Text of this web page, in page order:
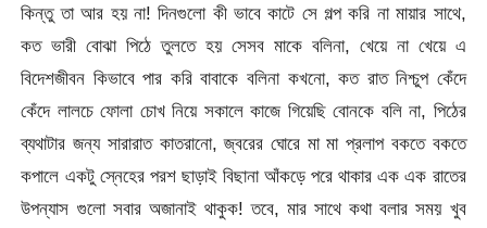
কিন্তু তা আর হয় না! দিনগুলো কী ভাবে কাটে সে গল্প করি না মায়ার সাথে,
কত ভারী বোঝা পিঠে তুলতে হয় সেসব মাকে বলিনা, খেয়ে না খেয়ে এ
বিদেশজীবন কিভাবে পার করি বাবাকে বলিনা কখনো, কত রাত নিশ্চুপ কেঁদে
কেঁদে লালচে ফোলা চোখ নিয়ে সকালে কাজে গিয়েছি বোনকে বলি না, পিঠের
ব্যথাটার জন্য সারারাত কাতরানো, জ্বরের ঘোরে মা মা প্রলাপ বকতে বকতে
কপালে একটু স্নেহের পরশ ছাড়াই বিছানা আঁকড়ে পরে থাকার এক এক রাতের
উপন্যাস গুলো সবার অজানাই থাকুক! তবে, মার সাথে কথা বলার সময় খুব